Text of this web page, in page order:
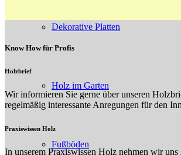
Dekorative Platten
Holz im Garten
Fußböden
Know How für Profis
Holzbrief
Wir informieren Sie gerne über unseren
regelmäßig interessante Anregungen für den
Praxiswissen Holz
In unserem Praxiswissen Holz nehmen wir uns